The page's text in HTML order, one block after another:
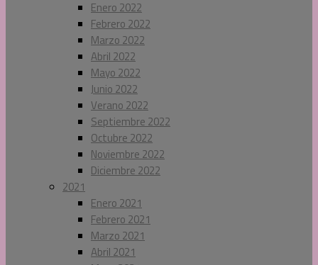
Enero 2022
Febrero 2022
Marzo 2022
Abril 2022
Mayo 2022
Junio 2022
Verano 2022
Septiembre 2022
Octubre 2022
Noviembre 2022
Diciembre 2022
2021
Enero 2021
Febrero 2021
Marzo 2021
Abril 2021